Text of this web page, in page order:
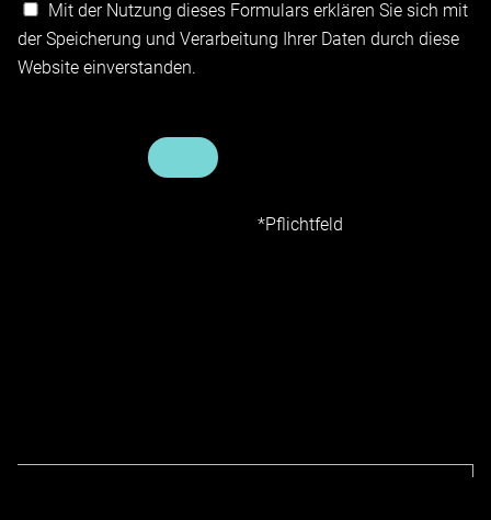
Mit der Nutzung dieses Formulars erklären Sie sich mit
der Speicherung und Verarbeitung Ihrer Daten durch diese
Website einverstanden.
*Pflichtfeld